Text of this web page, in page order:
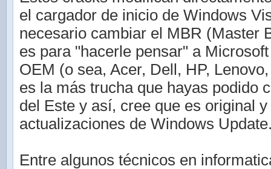
el cargador de inicio de Windows
necesario cambiar el MBR (Master
es para "hacerle pensar" a
OEM (o sea, Acer, Dell, HP,
es la más trucha que hayas podido
del Este y así, cree que es original
actualizaciones de Windows
Entre algunos técnicos en